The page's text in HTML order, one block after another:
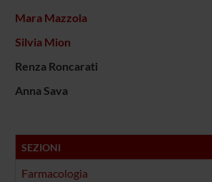
Mara Mazzola
Silvia Mion
Renza Roncarati
Anna Sava
SEZIONI
Farmacologia